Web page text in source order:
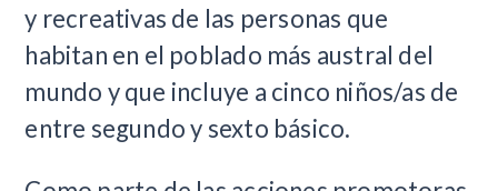
y recreativas de las personas que
habitan en el poblado más austral del
mundo y que incluye a cinco niños/as de
entre segundo y sexto básico.